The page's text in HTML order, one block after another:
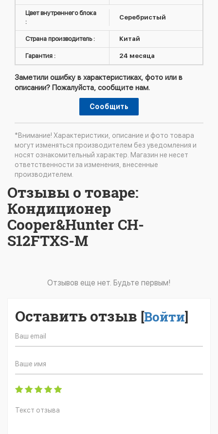
Цвет внутреннего блока
:
Серебристый
Страна производитель : Китай
Гарантия : 24 месяца
Заметили ошибку в характеристиках, фото или в
описании? Пожалуйста, сообщите нам.
Сообщить
*Внимание! Характеристики, описание и фото товара
могут изменяться производителем без уведомления и
носят ознакомительный характер. Магазин не несет
ответственности за изменения, внесенные
производителем.
Отзывы о товаре:
Кондиционер
Cooper&Hunter CH-
S12FTXS-M
Отзывов еще нет. Будьте первым!
Оставить отзыв [Войти]